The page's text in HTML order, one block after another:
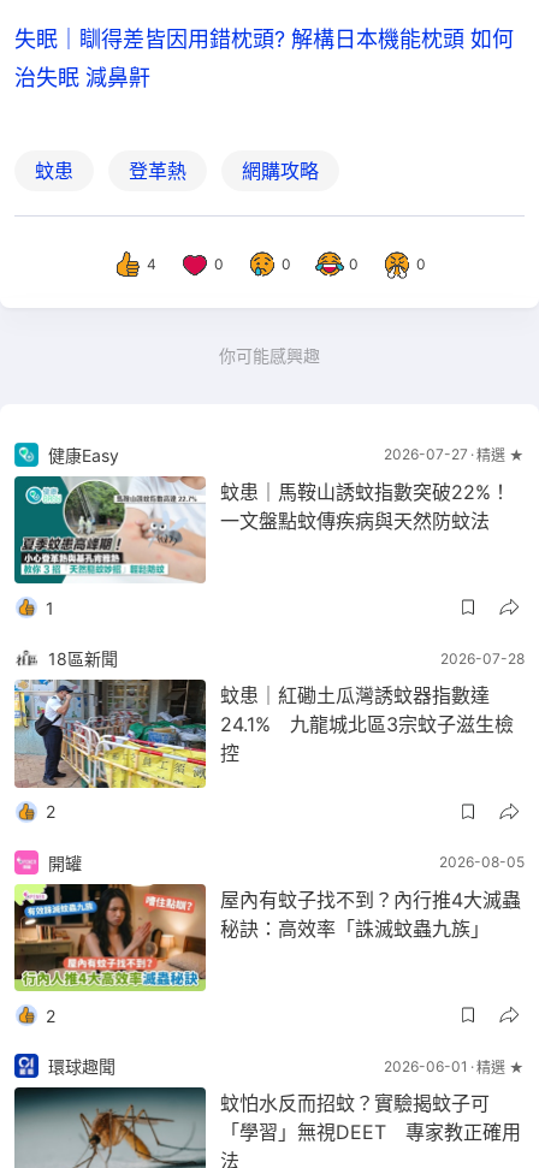
失眠｜瞓得差皆因用錯枕頭? 解構日本機能枕頭 如何
治失眠 減鼻鼾
蚊患 登革熱 網購攻略
4 0 0 0 0
你可能感興趣
健康Easy 2026-07-27 精選 ★
蚊患｜馬鞍山誘蚊指數突破22%！
一文盤點蚊傳疾病與天然防蚊法
1
18區新聞 2026-07-28
蚊患｜紅磡土瓜灣誘蚊器指數達
24.1% 九龍城北區3宗蚊子滋生檢
控
2
開罐 2026-08-05
屋內有蚊子找不到？內行推4大滅蟲
秘訣：高效率「誅滅蚊蟲九族」
2
環球趣聞 2026-06-01 精選 ★
蚊怕水反而招蚊？實驗揭蚊子可
「學習」無視DEET 專家教正確用
法